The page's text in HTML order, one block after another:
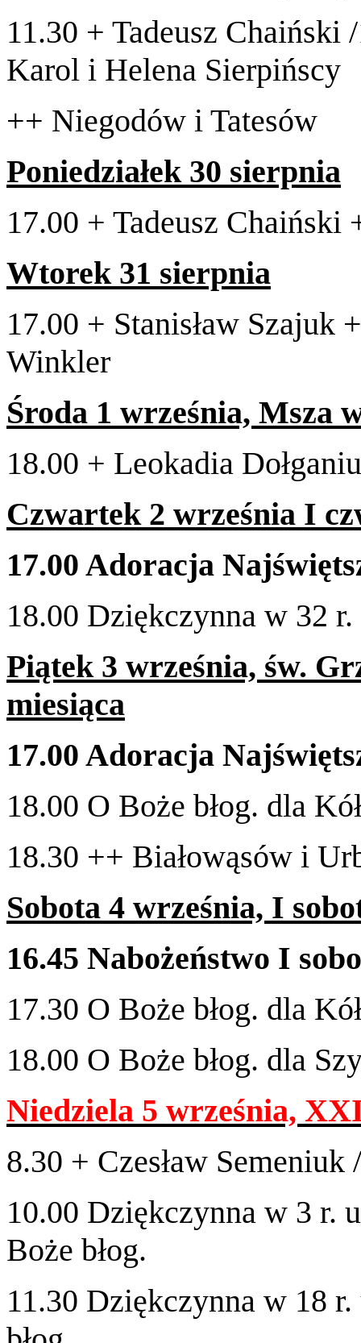
11.30 + Tadeusz Chaiński /​
Karol i Helena Sierpińscy
++ Niegodów i Tatesów
Poniedzi­ałek 30 sierpnia
17.00 + Tadeusz Chaiński
Wtorek 31 sierpnia
17.00 + Stanisław Sza­juk
Winkler
Środa 1 wrześ­nia, Msza
18.00 + Leoka­dia
Czwartek 2 wrześ­nia I
17.00 Ado­racja
18.00 Dziękczynna w 32
Piątek 3 wrześ­nia, św.
miesiąca
17.00 Ado­racja
18.00 O Boże błog. dla
18.30 ++ Białowąsów i
Sob­ota 4 wrześ­nia, I
16.45 Nabożeństwo I
17.30 O Boże błog. dla
18.00 O Boże błog. dla
Niedziela 5 wrześ­nia,
8.30 + Czesław Seme­niuk /​
10.00 Dziękczynna w 3 r.
Boże błog.
11.30 Dziękczynna w 18 r.